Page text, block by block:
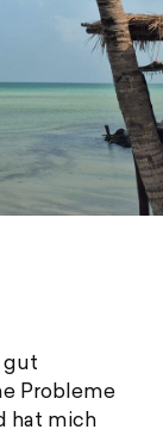
gut
Probleme
hat mich